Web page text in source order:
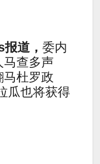
道， 委内
马查多声
马杜罗政
瓜也将获得